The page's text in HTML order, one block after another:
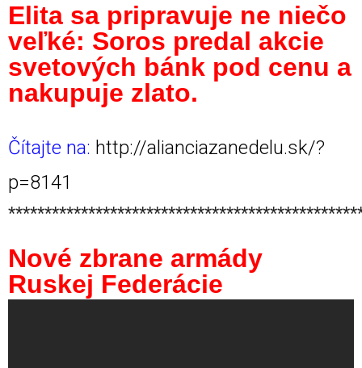
Elita sa pripravuje ne niečo
veľké: Soros predal akcie
svetových bánk pod cenu a
nakupuje zlato.
Čítajte na: http://alianciazanedelu.sk/?
p=8141
Nové zbrane armády
Ruskej Federácie